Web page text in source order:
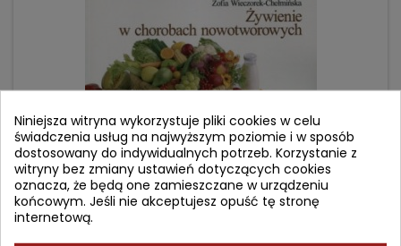
ŻYWIENIE W CHOROBACH NOWOTWOROWYCH
Niniejsza witryna wykorzystuje pliki cookies w celu
świadczenia usług na najwyższym poziomie i w sposób
dostosowany do indywidualnych potrzeb. Korzystanie z
witryny bez zmiany ustawień dotyczących cookies
oznacza, że będą one zamieszczane w urządzeniu
końcowym. Jeśli nie akceptujesz opuść tę stronę
internetową.